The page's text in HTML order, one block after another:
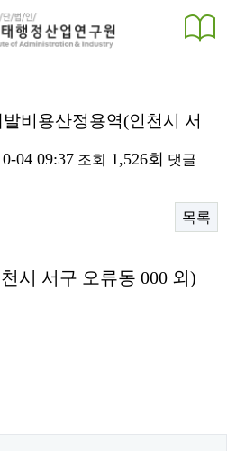
비용산정용역(인천시 서
04 09:37 조회 1,526회 댓글
목록
시 서구 오류동 000 외)